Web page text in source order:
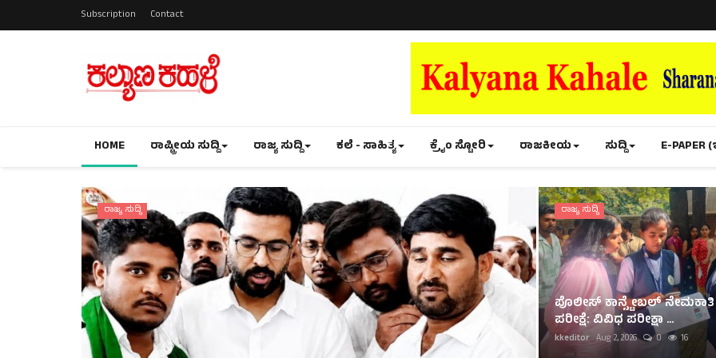
Subscription Contact
HOME ರಾಷ್ಟ್ರೀಯ ಸುದ್ದಿ ರಾಜ್ಯ ಸುದ್ದಿ ಕಲೆ - ಸಾಹಿತ್ಯ ಕ್ರೈಂ ಸ್ಟೋರಿ ರಾಜಕೀಯ ಸುದ್ದಿ E-
ಸುದ್ದಿ ರಾಜ್ಯ ಸುದ್ದಿ
ಪೊಲೀಸ್ ಕಾನ್ಸ್ಟೇಬಲ್ ನೇಮಕಾತಿ
ಪರೀಕ್ಷೆ: ವಿವಿಧ ಪರೀಕ್ಷಾ ...
kkeditor Aug 2, 2026 0 16